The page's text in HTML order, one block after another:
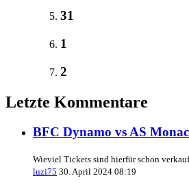
31
1
2
Letzte Kommentare
BFC Dynamo vs AS
Wieviel Tickets sind hierfür schon
luzi75 30. April 2024 08:19